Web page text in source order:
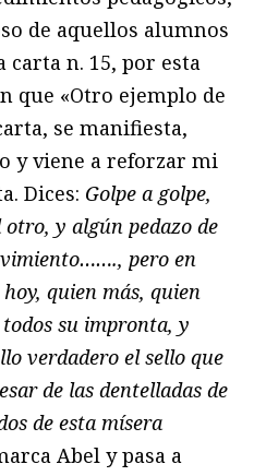
de aquellos alumnos
carta n. 15, por esta
que «Otro ejemplo de
se manifiesta,
y viene a reforzar mi
Dices: Golpe a golpe,
y algún pedazo de
pero en
quien más, quien
su impronta, y
verdadero el sello que
de las dentelladas de
de esta mísera
Abel y pasa a